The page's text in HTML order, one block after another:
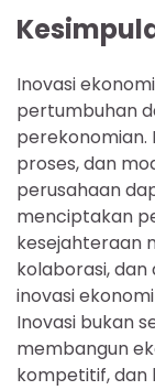
Inovasi
pertumbuhan
perekonomian.
proses, dan
perusahaan
menciptakan
kesejahteraan
kolaborasi,
inovasi
Inovasi bukan
membangun
kompetitif, dan